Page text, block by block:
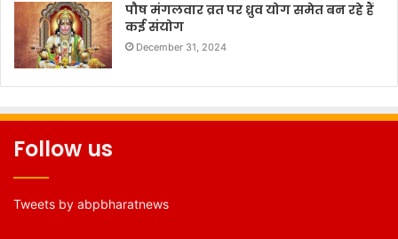
पौष मंगलवार व्रत पर ध्रुव योग समेत बन रहे हैं
कई संयोग
December 31, 2024
Follow us
Tweets by abpbharatnews